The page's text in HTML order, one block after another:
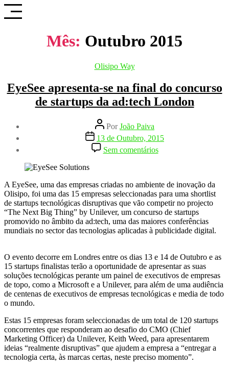
Saltar
para
Mês: Outubro 2015
Categorias
Olisipo Way
EyeSee apresenta-se na final do concurso
de startups da ad:tech London
Autor
do
artigo
PorJoão Paiva
Data
do
artigo
13 de Outubro, 2015
Sem comentáriosem
EyeSee
na
final
do
concurso
de
startups
London
A EyeSee, uma das empresas criadas no ambiente de inovação da
Olisipo, foi uma das 15 empresas seleccionadas para uma shortlist
de startups tecnológicas disruptivas que vão competir no projecto
“The Next Big Thing” by Unilever, um concurso de startups
promovido no âmbito da ad:tech, uma das maiores conferências
mundiais no sector das tecnologias aplicadas à publicidade digital.
O evento decorre em Londres entre os dias 13 e 14 de Outubro e as
15 startups finalistas terão a oportunidade de apresentar as suas
soluções tecnológicas perante um painel de executivos de empresas
de topo, como a Microsoft e a Unilever, para além de uma audiência
de centenas de executivos de empresas tecnológicas e media de todo
o mundo.
Estas 15 empresas foram seleccionadas de um total de 120 startups
concorrentes que responderam ao desafio do CMO (Chief
Marketing Officer) da Unilever, Keith Weed, para apresentarem
ideias “realmente disruptivas” que ajudem a empresa a “entregar a
tecnologia certa, às marcas certas, neste preciso momento”.